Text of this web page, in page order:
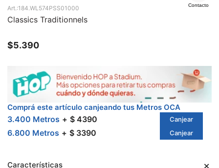
Contacto
184.WL574PSS01000
Classics Traditionnels
$5.390
Comprá este artículo canjeando tus Metros OCA
3.400 Metros $ 4390 Canjear
6.800 Metros $ 3390 Canjear
Características